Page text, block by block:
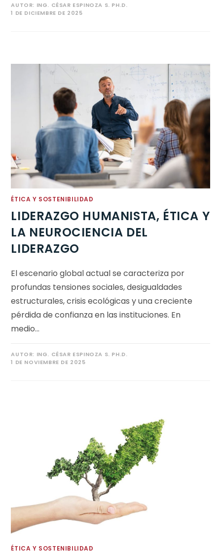
AUTOR: ING. CÉSAR ESPINOZA S. PH.D.
1 DE DICIEMBRE DE 2025
ÉTICA Y SOSTENIBILIDAD
LIDERAZGO HUMANISTA, ÉTICA Y
LA NEUROCIENCIA DEL
LIDERAZGO
El escenario global actual se caracteriza por
profundas tensiones sociales, desigualdades
estructurales, crisis ecológicas y una creciente
pérdida de confianza en las instituciones. En
medio…
AUTOR: ING. CÉSAR ESPINOZA S. PH.D.
1 DE NOVIEMBRE DE 2025
ÉTICA Y SOSTENIBILIDAD